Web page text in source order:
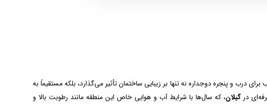
برای درب و پنجره دوجداره نه تنها بر زیبایی ساختمان تأثیر می‌گذارد، بلکه مستقیماً به
درگیلان، که سال‌ها با شرایط آب و هوایی خاص این منطقه مانند رطوبت بالا و